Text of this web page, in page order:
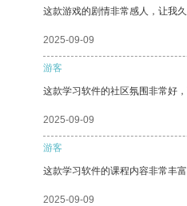
这款游戏的剧情非常感人，让我久
2025-09-09
游客
这款学习软件的社区氛围非常好
2025-09-09
游客
这款学习软件的课程内容非常丰
2025-09-09